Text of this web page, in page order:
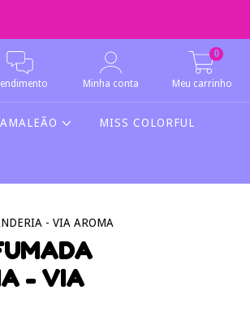
Minha conta Meu carrinho
0
MISS COLORFUL
- VIA AROMA
- VIA